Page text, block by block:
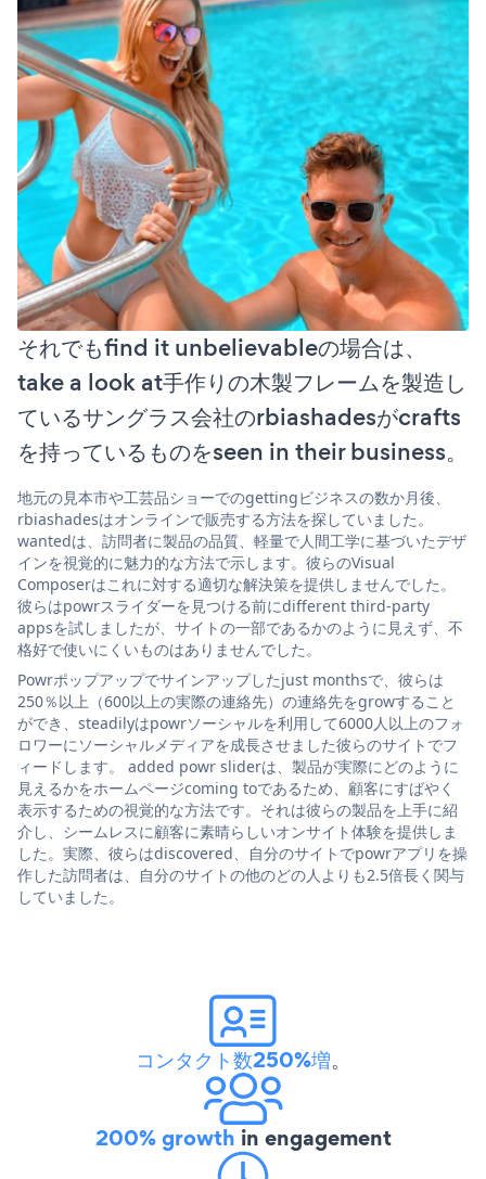
それでもfind it unbelievableの場合は、
take a look at手作りの木製フレームを製造し
ているサングラス会社のrbiashadesがcrafts
を持っているものをseen in their business。
地元の見本市や工芸品ショーでのgettingビジネスの数か月後、
rbiashadesはオンラインで販売する方法を探していました。
wantedは、訪問者に製品の品質、軽量で人間工学に基づいたデザ
インを視覚的に魅力的な方法で示します。彼らのVisual
Composerはこれに対する適切な解決策を提供しませんでした。
彼らはpowrスライダーを見つける前にdifferent third-party
appsを試しましたが、サイトの一部であるかのように見えず、不
格好で使いにくいものはありませんでした。
Powrポップアップでサインアップしたjust monthsで、彼らは
250％以上（600以上の実際の連絡先）の連絡先をgrowすること
ができ、steadilyはpowrソーシャルを利用して6000人以上のフォ
ロワーにソーシャルメディアを成長させました彼らのサイトでフ
ィードします。 added powr sliderは、製品が実際にどのように
見えるかをホームページcoming toであるため、顧客にすばやく
表示するための視覚的な方法です。それは彼らの製品を上手に紹
介し、シームレスに顧客に素晴らしいオンサイト体験を提供しま
した。実際、彼らはdiscovered、自分のサイトでpowrアプリを操
作した訪問者は、自分のサイトの他のどの人よりも2.5倍長く関与
していました。
コンタクト数250%増。
200% growth in engagement